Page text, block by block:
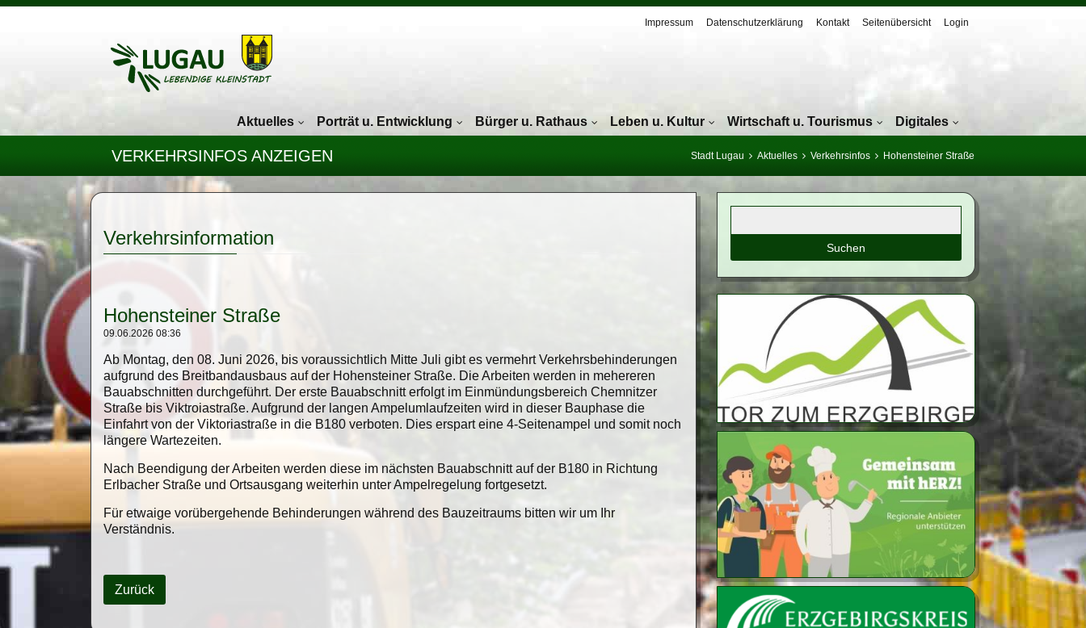
Impressum Datenschutzerklärung Kontakt Seitenübersicht Login
Aktuelles
Porträt u. Entwicklung Bürger u. Rathaus Leben u. Kultur Wirtschaft u. Tourismus Digitales
VERKEHRSINFOS ANZEIGEN Stadt Lugau Aktuelles Verkehrsinfos Hohensteiner Straße
Verkehrsinformation
Hohensteiner Straße
09.06.2026 08:36
Ab Montag, den 08. Juni 2026, bis voraussichtlich Mitte Juli gibt es vermehrt Verkehrsbehinderungen
aufgrund des Breitbandausbaus auf der Hohensteiner Straße. Die Arbeiten werden in mehereren
Bauabschnitten durchgeführt. Der erste Bauabschnitt erfolgt im Einmündungsbereich Chemnitzer
Straße bis Viktroiastraße. Aufgrund der langen Ampelumlaufzeiten wird in dieser Bauphase die
Einfahrt von der Viktoriastraße in die B180 verboten. Dies erspart eine 4-Seitenampel und somit noch
längere Wartezeiten.
Nach Beendigung der Arbeiten werden diese im nächsten Bauabschnitt auf der B180 in Richtung
Erlbacher Straße und Ortsausgang weiterhin unter Ampelregelung fortgesetzt.
Für etwaige vorübergehende Behinderungen während des Bauzeitraums bitten wir um Ihr
Verständnis.
Zurück